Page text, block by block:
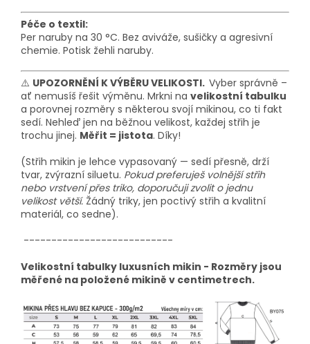
Péče o textil:
Per naruby na 30 °C. Bez aviváže, sušičky a agresivní
chemie. Potisk žehli naruby.
⚠️ UPOZORNĚNÍ K VÝBĚRU VELIKOSTI. Vyber správně –
ať nemusíš řešit výměnu. Mrkni na velikostní tabulku
a porovnej rozměry s některou svojí mikinou, co ti fakt
sedí. Nehleď jen na běžnou velikost, každej střih je
trochu jinej. Měřit = jistota. Díky!
(Střih mikin je lehce vypasovaný — sedí přesně, drží
tvar, zvýrazní siluetu. Pokud preferuješ volnější střih
nebo vrstvení přes triko, doporučuji zvolit o jednu
velikost větší. Žádný triky, jen poctivý střih a kvalitní
materiál, co sedne).
---------------------------
Velikostní tabulky luxusních mikin - Rozměry jsou
měřené na položené mikině v centimetrech.